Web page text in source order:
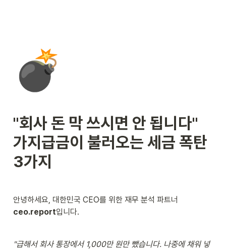
💣
"회사 돈 막 쓰시면 안 됩니다"
가지급금이 불러오는 세금 폭탄
3가지
ceo.report입니다.
"급해서 회사 통장에서 1,000만 원만 뺐습니다. 나중에 채워 넣